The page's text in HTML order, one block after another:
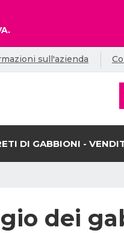
sull'azienda
DI GABBIONI -
dei